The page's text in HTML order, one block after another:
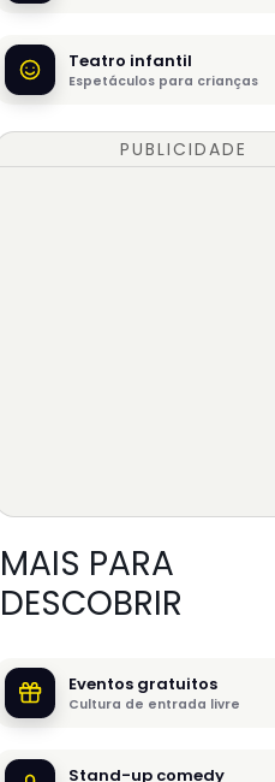
Teatro infantil
Espetáculos para crianças
PUBLICIDADE
MAIS PARA
DESCOBRIR
Eventos gratuitos
Cultura de entrada livre
Stand-up comedy